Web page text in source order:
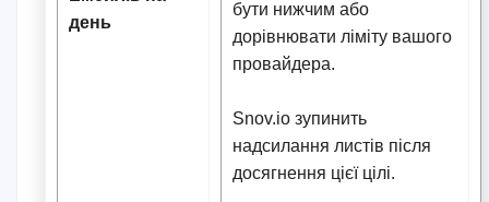
день
бути нижчим або
дорівнювати ліміту вашого
провайдера.
Snov.io зупинить
надсилання листів після
досягнення цієї цілі.